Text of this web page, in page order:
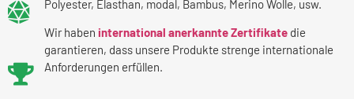
Polyester, Elasthan, modal, Bambus, Merino Wolle, usw.
Wir haben international anerkannte Zertifikate die
garantieren, dass unsere Produkte strenge internationale
Anforderungen erfüllen.